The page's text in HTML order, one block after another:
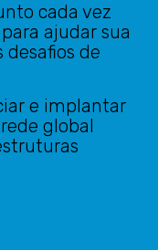
cada vez
ajudar sua
de
e implantar
global